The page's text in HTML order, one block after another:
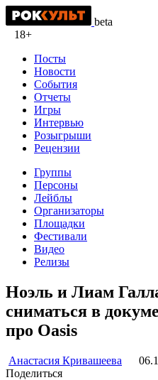
beta
18+
Посты
Новости
События
Отчеты
Игры
Интервью
Розыгрыши
Рецензии
Группы
Персоны
Лейблы
Организаторы
Площадки
Фестивали
Видео
Релизы
Ноэль и Лиам
сниматься в
про Oasis
Анастасия Кривашеева
Поделиться